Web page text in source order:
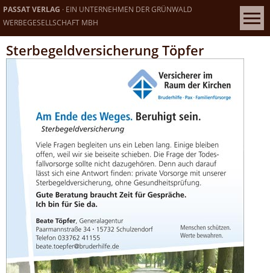
PASSAT VERLAG · EIN UNTERNEHMEN DER GRÜNWALD
WERBEGESELLSCHAFT MBH
Sterbegeldversicherung Töpfer